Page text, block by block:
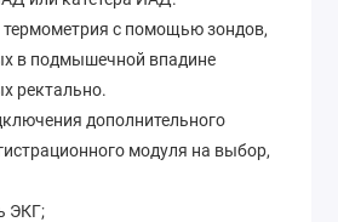
термометрия с помощью зондов,
в подмышечной впадине
ректально.
дополнительного
модуля на выбор,
ЭКГ;